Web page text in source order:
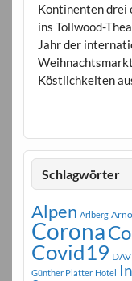
Kontinenten drei
ins Tollwood-
Jahr der
Köstlichkeiten
Schlagwörter
Alpen Arlberg
Corona
Covid19 DAV
Günther Platter Hotel